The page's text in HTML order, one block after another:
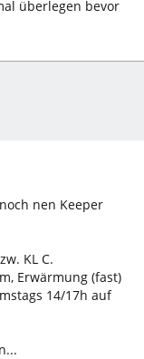
überlegen bevor
nen Keeper
KL C.
Erwärmung (fast)
14/17h auf